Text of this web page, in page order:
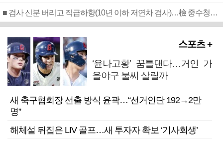
■ 검사 신분 버리고 직급하향(10년 이하 저연차 검사)…檢 중수청행 기피
스포츠 +
‘윤나고황’ 꿈틀댄다…거인 가
을야구 불씨 살릴까
새 축구협회장 선출 방식 윤곽…“선거인단 192→2만
명”
해체설 뒤집은 LIV 골프…새 투자자 확보 ‘기사회생’